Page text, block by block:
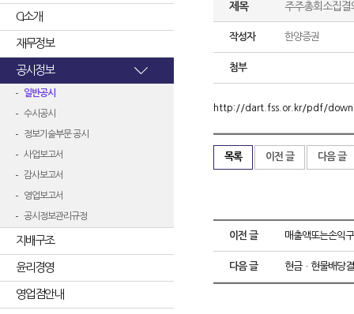
CI소개
재무정보
공시정보
일반공시
수시공시
정보기술부문 공시
사업보고서
감사보고서
영업보고서
공시정보관리규정
지배구조
윤리경영
영업점안내
제목 주주총회소집결
작성자 한양증권
첨부
http://dart.fss.or.kr/pdf/
목록 이전 글 다음 글
이전 글 매출액또는손익
다음 글 현금ㆍ현물배당